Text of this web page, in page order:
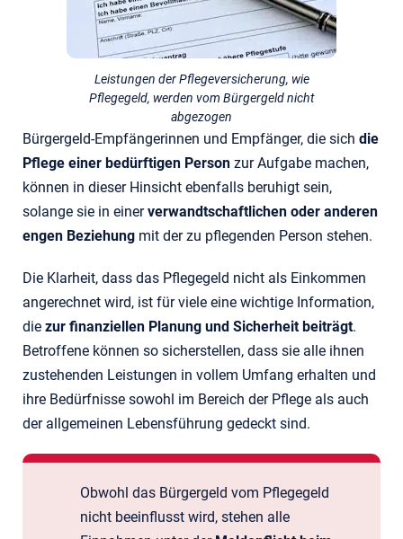
Leistungen der Pflegeversicherung, wie
Pflegegeld, werden vom Bürgergeld nicht
abgezogen
Bürgergeld-Empfängerinnen und Empfänger, die sich die
Pflege einer bedürftigen Person zur Aufgabe machen,
können in dieser Hinsicht ebenfalls beruhigt sein,
solange sie in einerverwandtschaftlichen oder anderen
engen Beziehung mit der zu pflegenden Person stehen.
Die Klarheit, dass das Pflegegeld nicht als Einkommen
angerechnet wird, ist für viele eine wichtige Information,
die zur finanziellen Planung und Sicherheit beiträgt.
Betroffene können so sicherstellen, dass sie alle ihnen
zustehenden Leistungen in vollem Umfang erhalten und
ihre Bedürfnisse sowohl im Bereich der Pflege als auch
der allgemeinen Lebensführung gedeckt sind.
Obwohl das Bürgergeld vom Pflegegeld
nicht beeinflusst wird, stehen alle